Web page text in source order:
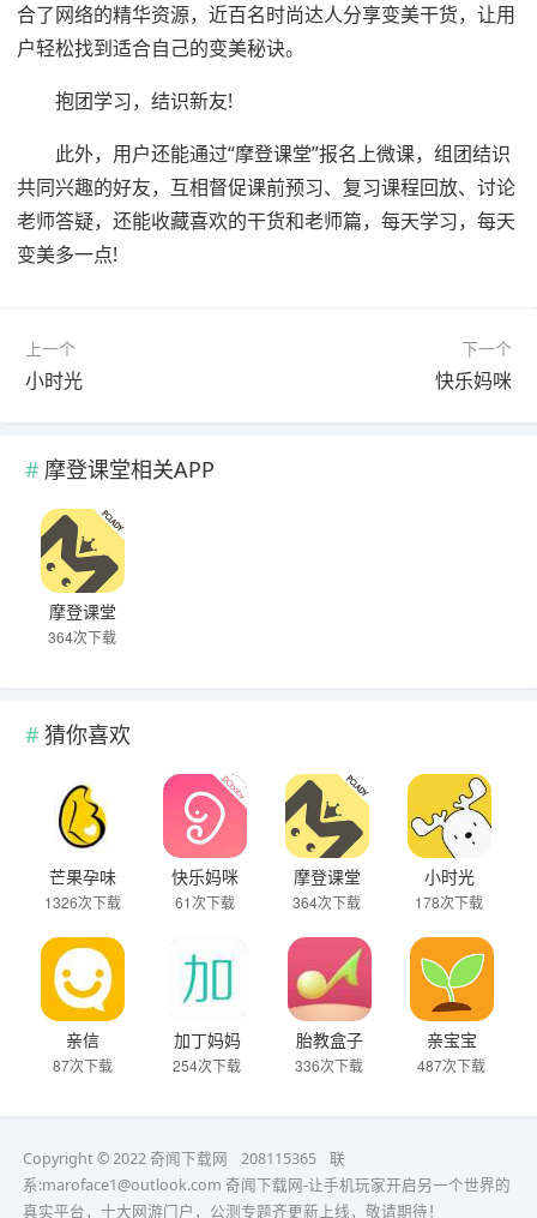
合了网络的精华资源，近百名时尚达人分享变美干货，让用
户轻松找到适合自己的变美秘诀。
抱团学习，结识新友!
此外，用户还能通过“摩登课堂”报名上微课，组团结识
共同兴趣的好友，互相督促课前预习、复习课程回放、讨论
老师答疑，还能收藏喜欢的干货和老师篇，每天学习，每天
变美多一点!
上一个
小时光
下一个
快乐妈咪
摩登课堂相关APP
摩登课堂
364次下载
猜你喜欢
芒果孕味
1326次下载
快乐妈咪
61次下载
摩登课堂
364次下载
小时光
178次下载
亲信
87次下载
加丁妈妈
254次下载
胎教盒子
336次下载
亲宝宝
487次下载
Copyright © 2022 奇闻下载网 208115365
联
系:maroface1@outlook.com 奇闻下载网-让手机玩家开启另一个世界的
真实平台，十大网游门户，公测专题齐更新上线，敬请期待！